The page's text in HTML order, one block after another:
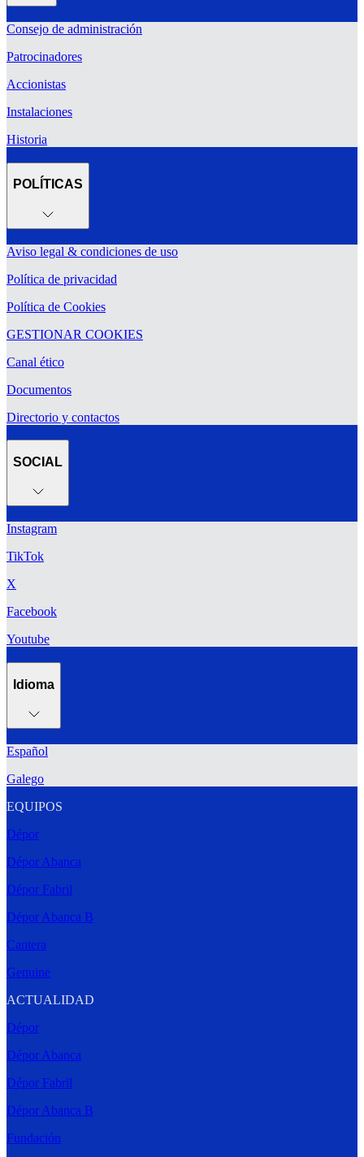
Consejo de administración
Patrocinadores
Accionistas
Instalaciones
Historia
POLÍTICAS
Aviso legal & condiciones de uso
Política de privacidad
Política de Cookies
GESTIONAR COOKIES
Canal ético
Documentos
Directorio y contactos
SOCIAL
Instagram
TikTok
X
Facebook
Youtube
Idioma
Español
Galego
EQUIPOS
Dépor
Dépor Abanca
Dépor Fabril
Dépor Abanca B
Cantera
Genuine
ACTUALIDAD
Dépor
Dépor Abanca
Dépor Fabril
Dépor Abanca B
Fundación